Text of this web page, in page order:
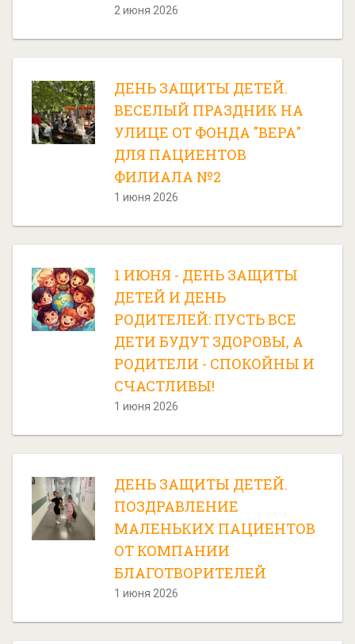
2 июня 2026
ДЕНЬ ЗАЩИТЫ ДЕТЕЙ.
ВЕСЕЛЫЙ ПРАЗДНИК НА
УЛИЦЕ ОТ ФОНДА "ВЕРА"
ДЛЯ ПАЦИЕНТОВ
ФИЛИАЛА №2
1 июня 2026
1 ИЮНЯ - ДЕНЬ ЗАЩИТЫ
ДЕТЕЙ И ДЕНЬ
РОДИТЕЛЕЙ: ПУСТЬ ВСЕ
ДЕТИ БУДУТ ЗДОРОВЫ, А
РОДИТЕЛИ - СПОКОЙНЫ И
СЧАСТЛИВЫ!
1 июня 2026
ДЕНЬ ЗАЩИТЫ ДЕТЕЙ.
ПОЗДРАВЛЕНИЕ
МАЛЕНЬКИХ ПАЦИЕНТОВ
ОТ КОМПАНИИ
БЛАГОТВОРИТЕЛЕЙ
1 июня 2026